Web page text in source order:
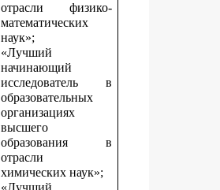
отрасли физико-
математических
наук»;
«Лучший
начинающий
исследователь в
образовательных
организациях
высшего
образования в
отрасли
химических наук»;
«Лучший